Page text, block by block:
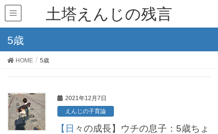
土塔えんじの残言
5歳
HOME 5歳
2021年12月7日
えんじの子育論
【日々の成長】ウチの息子：5歳ちょ